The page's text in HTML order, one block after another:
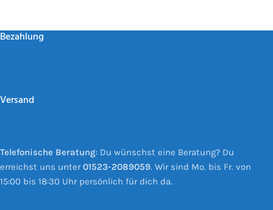
Bezahlung
Versand
Telefonische Beratung: Du wünschst eine Beratung? Du
erreichst uns unter01523-2089059. Wir sind Mo. bis Fr. von
15:00 bis 18:30 Uhr persönlich für dich da.